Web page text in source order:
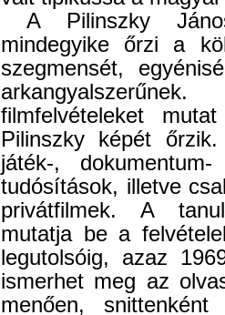
A Pilinszky
mindegyike őrzi a
szegmensét,
filmfelvételeket
Pilinszky képét
játék-,
tudósítások, illetve
privátfilmek. A
mutatja be a
legutolsóig, azaz
ismerhet meg az
menően,